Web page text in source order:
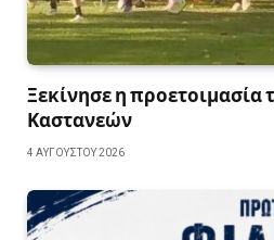
Ξεκίνησε η προετοιμασία
Καστανεών
4 ΑΥΓΟΎΣΤΟΥ 2026